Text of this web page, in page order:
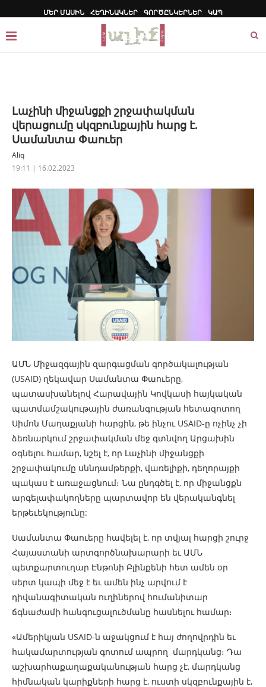
ՄԵՐ ՄԱՍԻՆ ՀԵՂԻՆԱԿՆԵՐ ԳՈՐԾԸՆԿԵՐՆԵՐ ԿԱՊ
Լաչինի միջանցքի շրջափակման
վերացումը սկզբունքային հարց է.
Սամանտա Փաուեր
Aliq
19:11 | 16.02.2023
ԱՄՆ Միջազգային զարգացման գործակալության
(USAID) ղեկավար Սամանտա Փաուերը,
պատասխանելով Հարավային Կովկասի հայկական
պատմամշակութային ժառանգության հետազոտող
Սիմոն Մաղաքյանի հարցին, թե ինչու USAID-ը ոչինչ չի
ձեռնարկում շրջափակման մեջ գտնվող Արցախին
օգնելու համար, նշել է, որ Լաչինի միջանցքի
շրջափակումը սննդամթերքի, վառելիքի, դեղորայքի
պակաս է առաջացնում։ Նա ընդգծել է, որ միջանցքն
արգելափակողները պարտավոր են վերականգնել
երթեւեկությունը:
Սամանտա Փաուերը հավելել է, որ տվյալ հարցի շուրջ
Հայաստանի արտգործնախարարի եւ ԱՄՆ
պետքարտուղար Էնթոնի Բլինքենի հետ ամեն օր
սերտ կապի մեջ է եւ ամեն ինչ արվում է
դիվանագիտական ուղիներով հումանիտար
ճգնաժամի հանգուցալուծմանը հասնելու համար։
«Ամերիկյան USAID-ն աջակցում է հայ ժողովրդին եւ
հակամարտության գոտում ապրող մարդկանց։ Դա
աշխարհաքաղաքականության հարց չէ, մարդկանց
հիմնական կարիքների հարց է, ուստի սկզբունքային է,